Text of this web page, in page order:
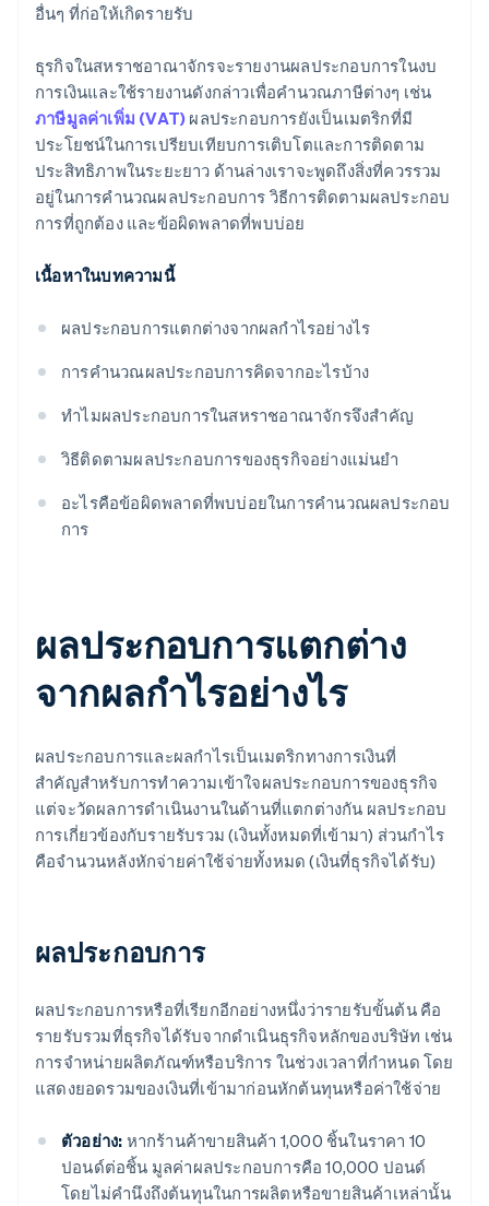
อื่นๆ ที่ก่อให้เกิดรายรับ
ธุรกิจในสหราชอาณาจักรจะรายงานผลประกอบการในงบ
การเงินและใช้รายงานดังกล่าวเพื่อคํานวณภาษีต่างๆ เช่น
ภาษีมูลค่าเพิ่ม (VAT) ผลประกอบการยังเป็นเมตริกที่มี
ประโยชน์ในการเปรียบเทียบการเติบโตและการติดตาม
ประสิทธิภาพในระยะยาว ด้านล่างเราจะพูดถึงสิ่งที่ควรรวม
อยู่ในการคํานวณผลประกอบการ วิธีการติดตามผลประกอบ
การที่ถูกต้อง และข้อผิดพลาดที่พบบ่อย
เนื้อหาในบทความนี้
ผลประกอบการแตกต่างจากผลกําไรอย่างไร
การคํานวณผลประกอบการคิดจากอะไรบ้าง
ทําไมผลประกอบการในสหราชอาณาจักรจึงสําคัญ
วิธีติดตามผลประกอบการของธุรกิจอย่างแม่นยำ
อะไรคือข้อผิดพลาดที่พบบ่อยในการคํานวณผลประกอบ
การ
ผลประกอบการแตกต่าง
จากผลกําไรอย่างไร
ผลประกอบการและผลกําไรเป็นเมตริกทางการเงินที่
สําคัญสําหรับการทําความเข้าใจผลประกอบการของธุรกิจ
แต่จะวัดผลการดําเนินงานในด้านที่แตกต่างกัน ผลประกอบ
การเกี่ยวข้องกับรายรับรวม (เงินทั้งหมดที่เข้ามา) ส่วนกําไร
คือจำนวนหลังหักจ่ายค่าใช้จ่ายทั้งหมด (เงินที่ธุรกิจได้รับ)
ผลประกอบการ
ผลประกอบการหรือที่เรียกอีกอย่างหนึ่งว่ารายรับขั้นต้น คือ
รายรับรวมที่ธุรกิจได้รับจากดำเนินธุรกิจหลักของบริษัท เช่น
การจําหน่ายผลิตภัณฑ์หรือบริการ ในช่วงเวลาที่กําหนด โดย
แสดงยอดรวมของเงินที่เข้ามาก่อนหักต้นทุนหรือค่าใช้จ่าย
ตัวอย่าง: หากร้านค้าขายสินค้า 1,000 ชิ้นในราคา 10
ปอนด์ต่อชิ้น มูลค่าผลประกอบการคือ 10,000 ปอนด์
โดยไม่คํานึงถึงต้นทุนในการผลิตหรือขายสินค้าเหล่านั้น